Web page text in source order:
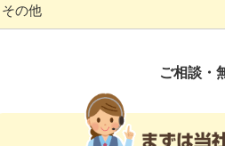
その他
ご相談・